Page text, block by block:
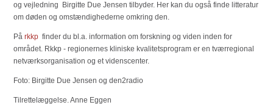
og vejledning Birgitte Due Jensen tilbyder. Her kan du også finde litteratur
om døden og omstændighederne omkring den.
På rkkp finder du bl.a. information om forskning og viden inden for
området. Rkkp - regionernes kliniske kvalitetsprogram er en tværregional
netværksorganisation og et videnscenter.
Foto: Birgitte Due Jensen og den2radio
Tilrettelæggelse. Anne Eggen